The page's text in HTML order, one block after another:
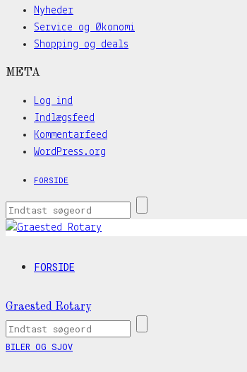
Nyheder
Service og Økonomi
Shopping og deals
META
Log ind
Indlægsfeed
Kommentarfeed
WordPress.org
FORSIDE
FORSIDE
Graested Rotary
BILER OG SJOV